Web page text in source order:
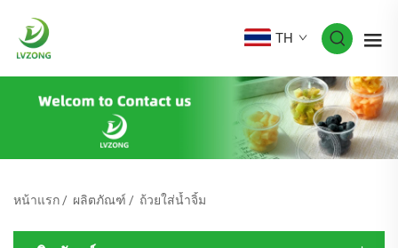
TH
หน้าแรก/ ผลิตภัณฑ์ / ถ้วยใส่น้ำจิ้ม